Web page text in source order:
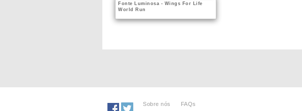
Fonte Luminosa - Wings For Life
World Run
Sobre nós FAQs